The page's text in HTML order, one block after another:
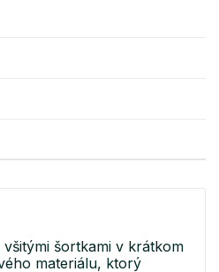
všitými šortkami v krátkom
materiálu, ktorý